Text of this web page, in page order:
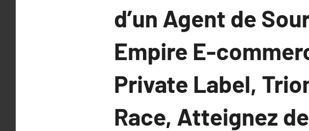
d’un Agent de
Empire E-
Private Label,
Race, Atteignez